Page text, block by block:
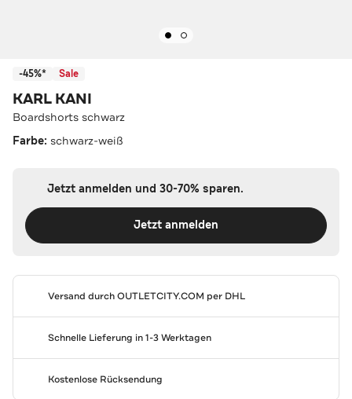
-45%* Sale
KARL KANI
Boardshorts schwarz
Farbe: schwarz-weiß
Jetzt anmelden und 30-70% sparen.
Jetzt anmelden
Versand durchOUTLETCITY.COM per DHL
Schnelle Lieferung in 1-3 Werktagen
Kostenlose Rücksendung